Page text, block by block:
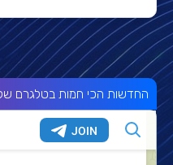
החדשות הכי חמות בטלגרם